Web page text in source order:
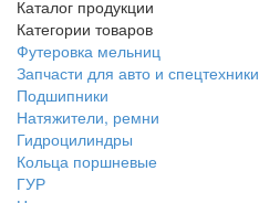
Каталог продукции
Категории товаров
Футеровка мельниц
Запчасти для авто и спецтехники
Подшипники
Натяжители, ремни
Гидроцилиндры
Кольца поршневые
ГУР